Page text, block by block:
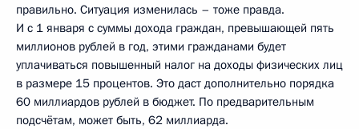
правильно. Ситуация изменилась – тоже правда.
И с 1 января с суммы дохода граждан, превышающей пять
миллионов рублей в год, этими гражданами будет
уплачиваться повышенный налог на доходы физических лиц
в размере 15 процентов. Это даст дополнительно порядка
60 миллиардов рублей в бюджет. По предварительным
подсчётам, может быть, 62 миллиарда.